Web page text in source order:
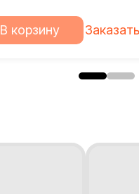
В корзину